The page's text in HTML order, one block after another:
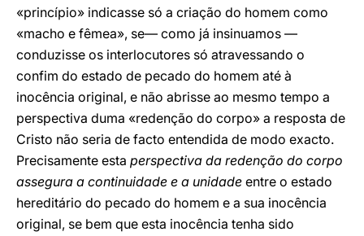
«princípio» indicasse só a criação do homem como
«macho e fêmea», se— como já insinuamos —
conduzisse os interlocutores só atravessando o
confim do estado de pecado do homem até à
inocência original, e não abrisse ao mesmo tempo a
perspectiva duma «redenção do corpo» a resposta de
Cristo não seria de facto entendida de modo exacto.
Precisamente esta perspectiva da redenção do corpo
assegura a continuidade e a unidade entre o estado
hereditário do pecado do homem e a sua inocência
original, se bem que esta inocência tenha sido